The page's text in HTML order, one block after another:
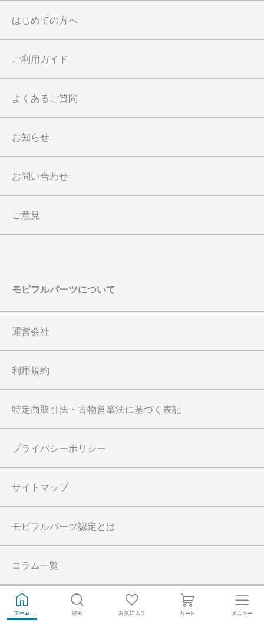
はじめての方へ
ご利用ガイド
よくあるご質問
お知らせ
お問い合わせ
ご意見
モビフルパーツについて
運営会社
利用規約
特定商取引法・古物営業法に基づく表記
プライバシーポリシー
サイトマップ
モビフルパーツ認定とは
コラム一覧